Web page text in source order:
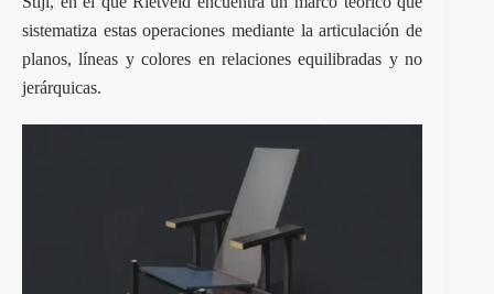
sistematiza estas operaciones mediante la articulación de
planos, líneas y colores en relaciones equilibradas y no
jerárquicas.